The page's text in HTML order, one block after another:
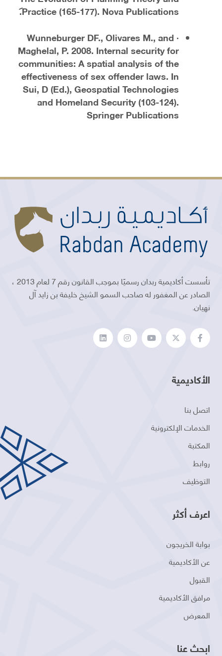
Practice (165-177). Nova Publications.
· Wunneburger DF., Olivares M., and
Maghelal, P. 2008. Internal security for
communities: A spatial analysis of the
effectiveness of sex offender laws. In
Sui, D (Ed.), Geospatial Technologies
and Homeland Security (103-124).
Springer Publications
تأسست أكاديمية ربدان رسميًا بموجب القانون رقم 7 لعام 2013 ،
الصادر عن المغفور له صاحب السمو الشيخ خليفة بن زايد آل
نهيان.
الأكاديمية
اتصل بنا
الخدمات الإلكترونية
المكتبة
روابط
التوظيف
اعرف أكثر
بوابة الخريجون
عن الأكاديمية
القبول
مرافق الأكاديمية
المعرض
ابحث عنا